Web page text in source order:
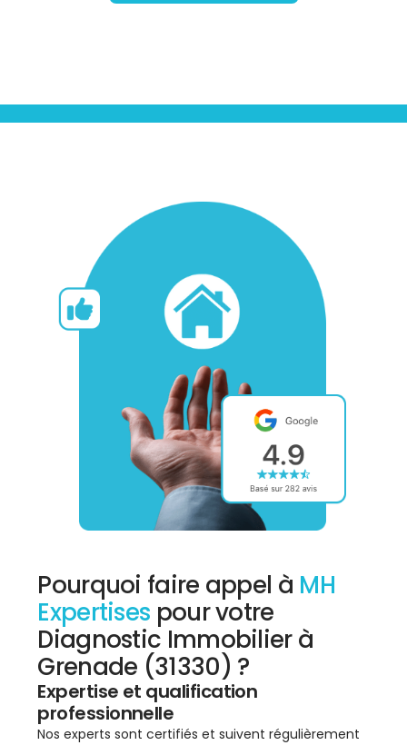
Pourquoi faire appel à MH
Expertises pour votre
Diagnostic Immobilier à
Grenade (31330) ?
Expertise et qualification
professionnelle
Nos experts sont certifiés et suivent régulièrement